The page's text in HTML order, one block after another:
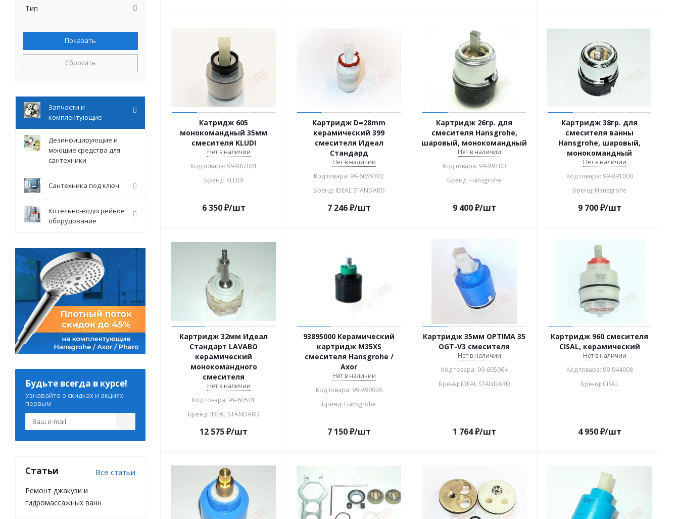
Катридж 605
монокомандный 35мм
смесителя KLUDI
Нет в наличии
Код товара: 99-887001
Бренд: KLUDI
6 350₽/шт
Картридж D=28mm
керамический 399
смесителя Идеал
Стандард
Нет в наличии
Код товара: 99-6059302
Бренд: IDEAL STANDARD
7 246₽/шт
Картридж 26гр. для
смесителя Hansgrohe,
шаровый, монокомандный
Нет в наличии
Код товара: 99-89100
Бренд: Hansgrohe
9 400₽/шт
Картридж 38гр. для
смесителя ванны
Hansgrohe, шаровый,
монокомандный
Нет в наличии
Код товара: 99-891000
Бренд: Hansgrohe
9 700₽/шт
Картридж 32мм Идеал
Стандарт LAVABO
керамический
монокомандного
смесителя
Нет в наличии
Код товара: 99-60501
Бренд: IDEAL STANDARD
12 575₽/шт
93895000 Керамический
картридж M35XS
смесителя Hansgrohe /
Axor
Нет в наличии
Код товара: 99-890936
Бренд: Hansgrohe
7 150₽/шт
Картридж 35мм OPTIMA 35
OGT-V3 смесителя
Нет в наличии
Код товара: 99-605064
Бренд: IDEAL STANDARD
1 764₽/шт
Картридж 960 смесителя
CISAL, керамический
Нет в наличии
Код товара: 99-944008
Бренд: CISAL
4 950₽/шт
Тип
Сбросить
Запчасти и
комплектующие
Дезинфицирующие и
моющие средства для
сантехники
Сантехника под ключ
Котельно-водогрейное
оборудование
Будьте всегда в курсе!
Узнавайте о скидках и акциях
первым
Статьи Все статьи
Ремонт джакузи и
гидромассажных ванн